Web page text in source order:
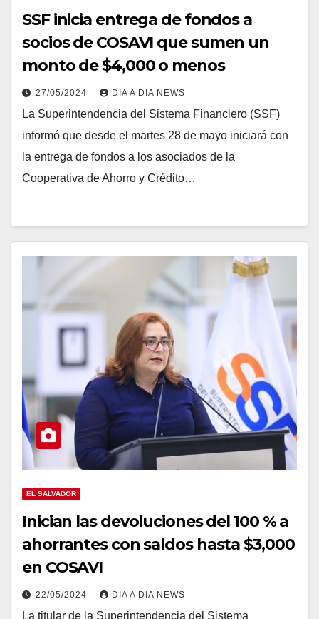
SSF inicia entrega de fondos a
socios de COSAVI que sumen un
monto de $4,000 o menos
27/05/2024 DIA A DIA NEWS
La Superintendencia del Sistema Financiero (SSF)
informó que desde el martes 28 de mayo iniciará con
la entrega de fondos a los asociados de la
Cooperativa de Ahorro y Crédito…
EL SALVADOR
Inician las devoluciones del 100 % a
ahorrantes con saldos hasta $3,000
en COSAVI
22/05/2024 DIA A DIA NEWS
La titular de la Superintendencia del Sistema